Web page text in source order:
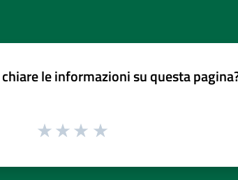
le informazioni su questa